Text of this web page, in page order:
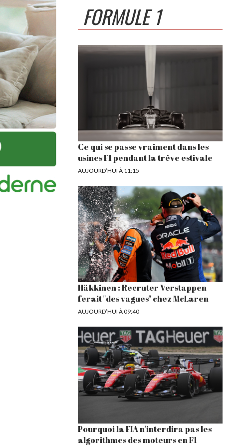
FORMULE 1
Ce qui se passe vraiment dans les
usines F1 pendant la trêve estivale
AUJOURD’HUI À 11:15
Häkkinen : Recruter Verstappen
ferait "des vagues" chez McLaren
AUJOURD’HUI À 09:40
Pourquoi la FIA n'interdira pas les
algorithmes des moteurs en F1